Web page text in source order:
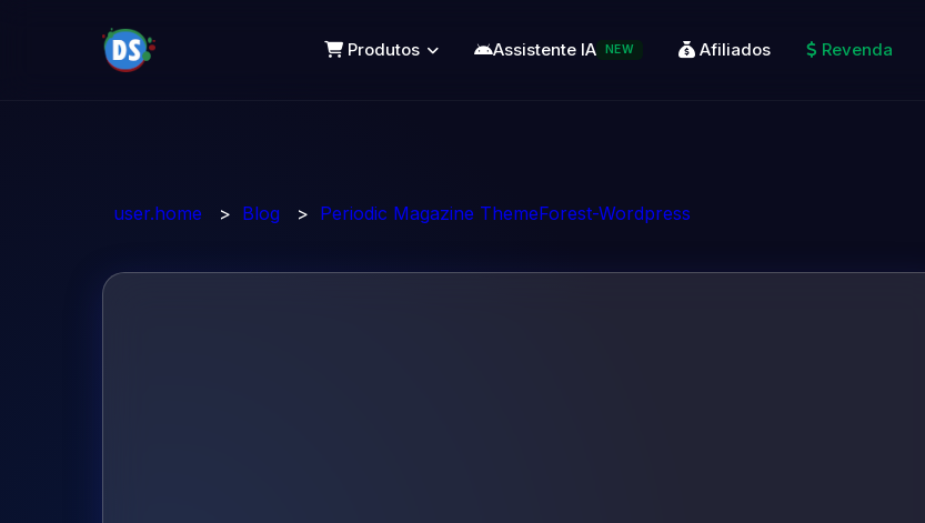
Produtos Assistente IA NEW Afiliados Revenda
user.home > Blog > Periodic Magazine ThemeForest-Wordpress